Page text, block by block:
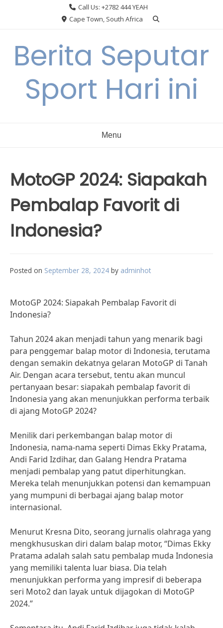
Call Us: +2782 444 YEAH
Cape Town, South Africa
Berita Seputar
Sport Hari ini
Menu
MotoGP 2024: Siapakah
Pembalap Favorit di
Indonesia?
Posted on September 28, 2024 by adminhot
MotoGP 2024: Siapakah Pembalap Favorit di
Indonesia?
Tahun 2024 akan menjadi tahun yang menarik bagi
para penggemar balap motor di Indonesia, terutama
dengan semakin dekatnya gelaran MotoGP di Tanah
Air. Dengan acara tersebut, tentu akan muncul
pertanyaan besar: siapakah pembalap favorit di
Indonesia yang akan menunjukkan performa terbaik
di ajang MotoGP 2024?
Menilik dari perkembangan balap motor di
Indonesia, nama-nama seperti Dimas Ekky Pratama,
Andi Farid Izdihar, dan Galang Hendra Pratama
menjadi pembalap yang patut diperhitungkan.
Mereka telah menunjukkan potensi dan kemampuan
yang mumpuni di berbagai ajang balap motor
internasional.
Menurut Kresna Dito, seorang jurnalis olahraga yang
mengkhususkan diri dalam balap motor, “Dimas Ekky
Pratama adalah salah satu pembalap muda Indonesia
yang memiliki talenta luar biasa. Dia telah
menunjukkan performa yang impresif di beberapa
seri Moto2 dan layak untuk dijagokan di MotoGP
2024.”